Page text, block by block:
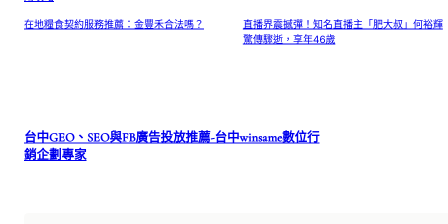
在地糧食契約服務推薦：金豐禾合法嗎？
直播界震撼彈！知名直播主「肥大叔」何裕輝
驚傳驟逝，享年46歲
台中GEO、SEO與FB廣告投放推薦-台中winsame數位行
銷企劃專家